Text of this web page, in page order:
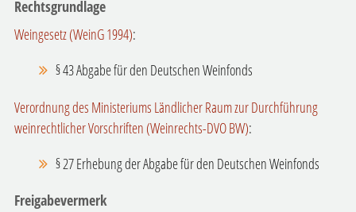
Rechtsgrundlage
Weingesetz (WeinG 1994):
§ 43 Abgabe für den Deutschen Weinfonds
Verordnung des Ministeriums Ländlicher Raum zur Durchführung
weinrechtlicher Vorschriften (Weinrechts-DVO BW):
§ 27 Erhebung der Abgabe für den Deutschen Weinfonds
Freigabevermerk